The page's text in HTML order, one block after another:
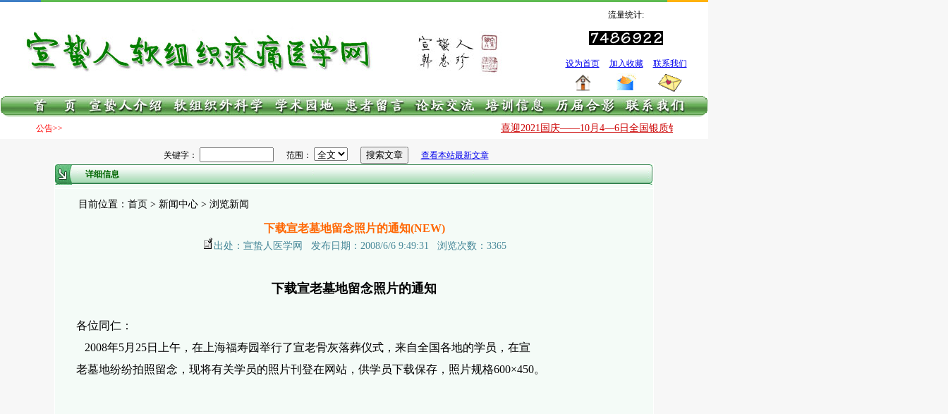
流量统计:
设为首页 加入收藏 联系我们
公告>> 喜迎2021国庆——10月4—6日全国银质针治痛技术国庆提高班
关键字： 范围：
查看本站最新文章
详细信息
目前位置：首页 > 新闻中心 > 浏览新闻
下载宣老墓地留念照片的通知(NEW)
出处：宣蛰人医学网 发布日期：2008/6/6 9:49:31 浏览次数：3365
下载宣老墓地留念照片的通知
各位同仁：
2008年5月25日上午，在上海福寿园举行了宣老骨灰落葬仪式，来自全国各地的学员，在宣
老墓地纷纷拍照留念，现将有关学员的照片刊登在网站，供学员下载保存，照片规格600×450。